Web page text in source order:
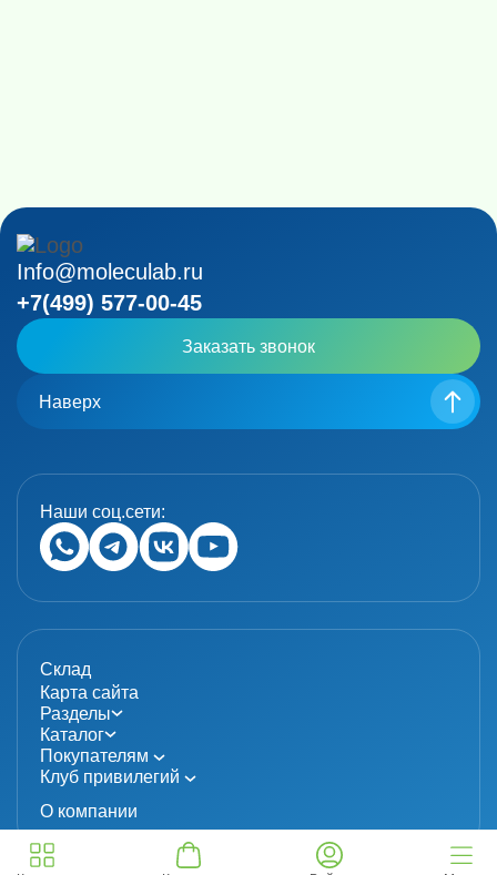
Info@moleculab.ru
+7(499) 577-00-45
Заказать звонок
Наверх
Наши соц.сети:
Склад
Карта сайта
Разделы
Каталог
Покупателям
Клуб привилегий
О компании